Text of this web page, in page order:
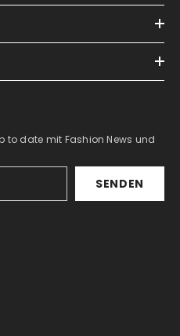
to date mit Fashion News und
SENDEN